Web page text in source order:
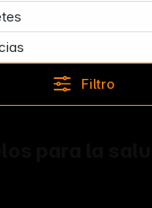
Filtro
para la salud